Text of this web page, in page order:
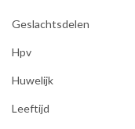
Geslachtsdelen
Hpv
Huwelijk
Leeftijd